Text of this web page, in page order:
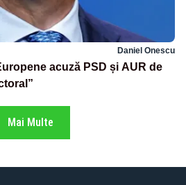
Daniel Onescu
acuză PSD și AUR de
Mai Multe